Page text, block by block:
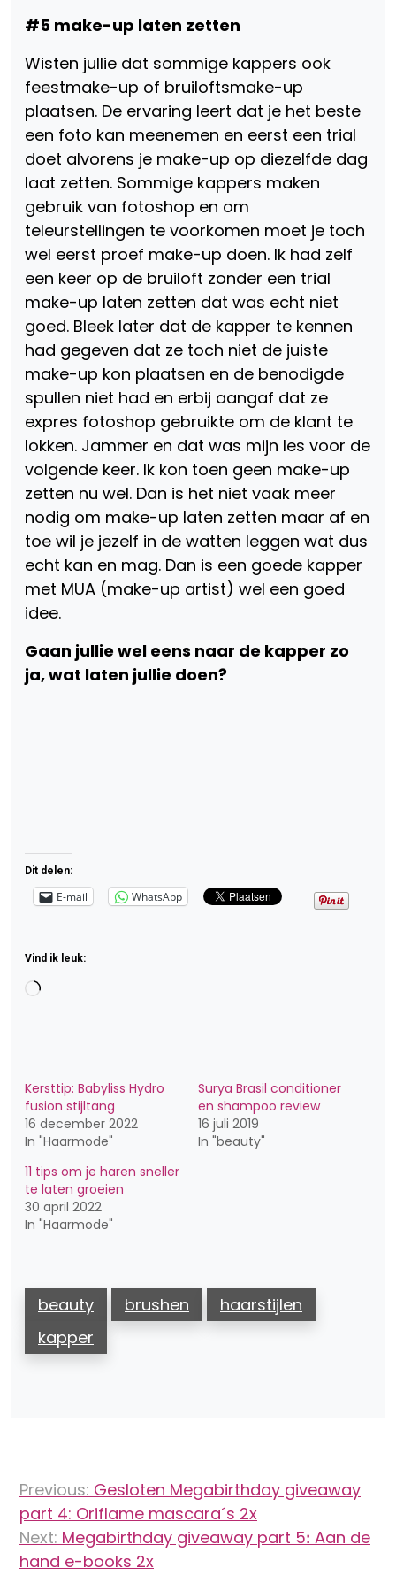
#5 make-up laten zetten
Wisten jullie dat sommige kappers ook
feestmake-up of bruiloftsmake-up
plaatsen. De ervaring leert dat je het beste
een foto kan meenemen en eerst een trial
doet alvorens je make-up op diezelfde dag
laat zetten. Sommige kappers maken
gebruik van fotoshop en om
teleurstellingen te voorkomen moet je toch
wel eerst proef make-up doen. Ik had zelf
een keer op de bruiloft zonder een trial
make-up laten zetten dat was echt niet
goed. Bleek later dat de kapper te kennen
had gegeven dat ze toch niet de juiste
make-up kon plaatsen en de benodigde
spullen niet had en erbij aangaf dat ze
expres fotoshop gebruikte om de klant te
lokken. Jammer en dat was mijn les voor de
volgende keer. Ik kon toen geen make-up
zetten nu wel. Dan is het niet vaak meer
nodig om make-up laten zetten maar af en
toe wil je jezelf in de watten leggen wat dus
echt kan en mag. Dan is een goede kapper
met MUA (make-up artist) wel een goed
idee.
Gaan jullie wel eens naar de kapper zo
ja, wat laten jullie doen?
Dit delen:
E-mail WhatsApp
Vind ik leuk:
Aan
Kersttip: Babyliss Hydro
fusion stijltang
16 december 2022
In "Haarmode"
Surya Brasil conditioner
en shampoo review
16 juli 2019
In "beauty"
11 tips om je haren sneller
te laten groeien
30 april 2022
In "Haarmode"
beauty brushen
haarstijlen
kapper
navigatie
Previous: Gesloten Megabirthday giveaway
part 4: Oriflame mascara´s 2x
Next: Megabirthday giveaway part 5ꓽ Aan de
hand e-books 2x